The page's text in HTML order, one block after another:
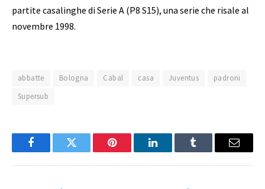
partite casalinghe di Serie A (P8 S15), una serie che risale al
novembre 1998.
abbatte Bologna Cabal casa Juventus
padroni
Supersub
FacebookTwitter Pinterest LinkedInTumblr Email